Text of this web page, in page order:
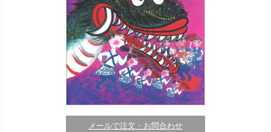
メールで注文・お問合わせ